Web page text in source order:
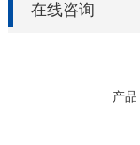
在线咨询
产品